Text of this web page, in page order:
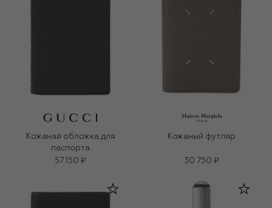
Кожаная обложка для
паспорта
57 150 ₽
Кожаный футляр
30 750 ₽